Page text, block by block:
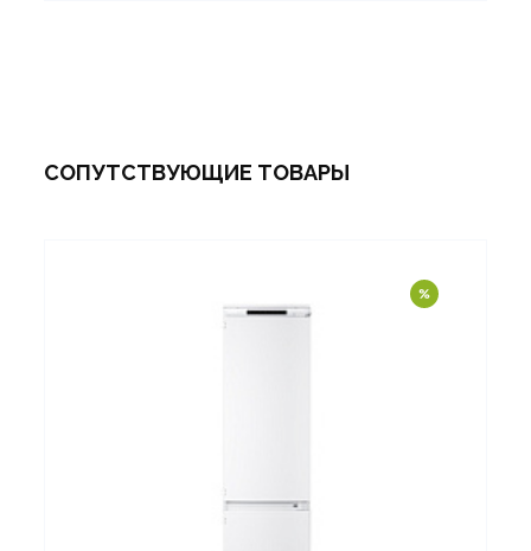
СОПУТСТВУЮЩИЕ ТОВАРЫ